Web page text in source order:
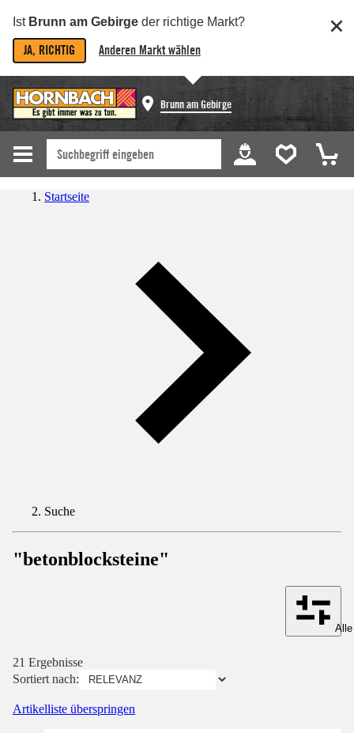
Ist Brunn am Gebirge der richtige Markt?
JA, RICHTIG Anderen Markt wählen
Brunn am Gebirge
Startseite
Suche
"betonblocksteine"
21 Ergebnisse
Sortiert nach:
Artikelliste überspringen